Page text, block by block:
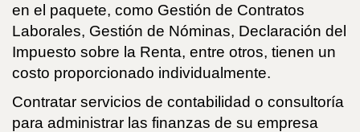
en el paquete, como Gestión de Contratos
Laborales, Gestión de Nóminas, Declaración del
Impuesto sobre la Renta, entre otros, tienen un
costo proporcionado individualmente.
Contratar servicios de contabilidad o consultoría
para administrar las finanzas de su empresa